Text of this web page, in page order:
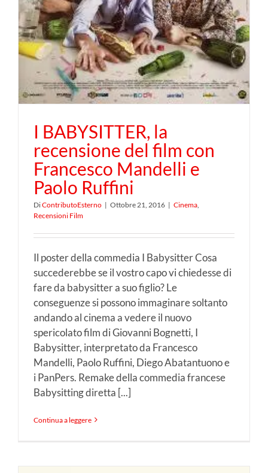
I BABYSITTER, la
recensione del film con
Francesco Mandelli e
Paolo Ruffini
DiContributoEsterno | Ottobre 21, 2016 | Cinema
Recensioni Film
Il poster della commedia I Babysitter Cosa
succederebbe se il vostro capo vi chiedesse di
fare da babysitter a suo figlio? Le
conseguenze si possono immaginare soltanto
andando al cinema a vedere il nuovo
spericolato film di Giovanni Bognetti, I
Babysitter, interpretato da Francesco
Mandelli, Paolo Ruffini, Diego Abatantuono e
i PanPers. Remake della commedia francese
Babysitting diretta [...]
Continua a leggere